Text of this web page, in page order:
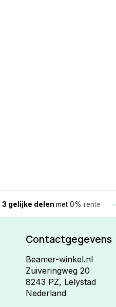
3 gelijke delen met 0% rente
Contactgegevens
Beamer-winkel.nl
Zuiveringweg 20
8243 PZ, Lelystad
Nederland